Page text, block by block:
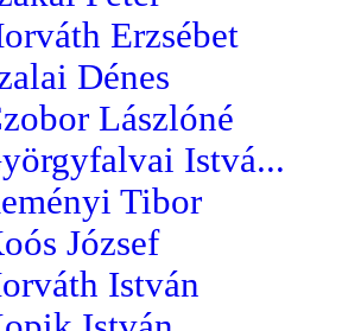
Erzsébet
Dénes
Lászlóné
Istvá...
Tibor
József
István